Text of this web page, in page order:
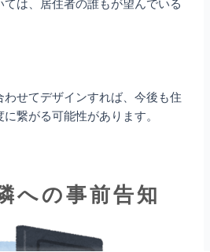
わせてデザインすれば、今後も住
繋がる可能性があります。
への事前告知